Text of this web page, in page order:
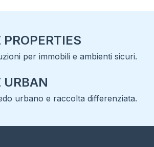
PROPERTIES
per immobili e ambienti sicuri.
URBAN
urbano e raccolta differenziata.